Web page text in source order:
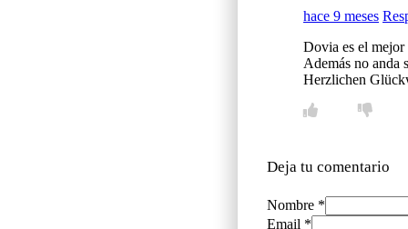
hace 9 meses
Dovia es el mejor
Además no anda
Herzlichen
Deja tu comentario
Nombre *
Email *